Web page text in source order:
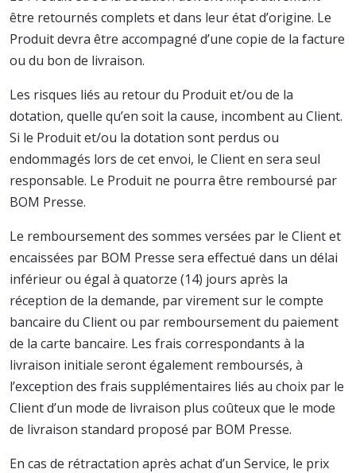
être retournés complets et dans leur état d’origine. Le
Produit devra être accompagné d’une copie de la facture
ou du bon de livraison.
Les risques liés au retour du Produit et/ou de la
dotation, quelle qu’en soit la cause, incombent au Client.
Si le Produit et/ou la dotation sont perdus ou
endommagés lors de cet envoi, le Client en sera seul
responsable. Le Produit ne pourra être remboursé par
BOM Presse.
Le remboursement des sommes versées par le Client et
encaissées par BOM Presse sera effectué dans un délai
inférieur ou égal à quatorze (14) jours après la
réception de la demande, par virement sur le compte
bancaire du Client ou par remboursement du paiement
de la carte bancaire. Les frais correspondants à la
livraison initiale seront également remboursés, à
l’exception des frais supplémentaires liés au choix par le
Client d’un mode de livraison plus coûteux que le mode
de livraison standard proposé par BOM Presse.
En cas de rétractation après achat d’un Service, le prix